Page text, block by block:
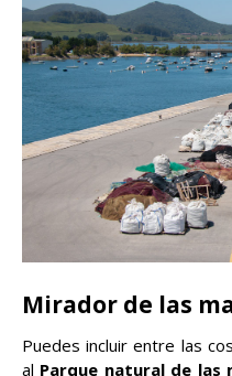
Mirador de las
Puedes incluir entre las
al Parque natural de las